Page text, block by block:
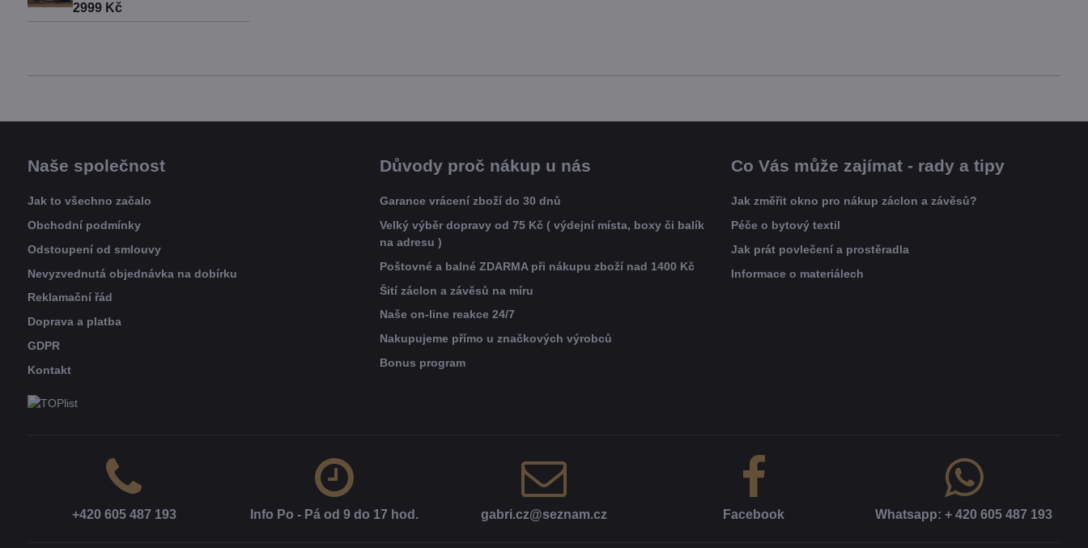
2999 Kč
Naše společnost
Jak to všechno začalo
Obchodní podmínky
Odstoupení od smlouvy
Nevyzvednutá objednávka na dobírku
Reklamační řád
Doprava a platba
GDPR
Kontakt
Důvody proč nákup u nás
Garance vrácení zboží do 30 dnů
Velký výběr dopravy od 75 Kč ( výdejní místa, boxy či balík
na adresu )
Poštovné a balné ZDARMA při nákupu zboží nad 1400 Kč
Šití záclon a závěsů na míru
Naše on-line reakce 24/7
Nakupujeme přímo u značkových výrobců
Bonus program
Co Vás může zajímat - rady a tipy
Jak změřit okno pro nákup záclon a závěsů?
Péče o bytový textil
Jak prát povlečení a prostěradla
Informace o materiálech
+420 605 487 193 Info Po - Pá od 9 do 17 hod​. gabri​.cz​@seznam​.cz Facebook Whatsapp: + 420 605 487 193